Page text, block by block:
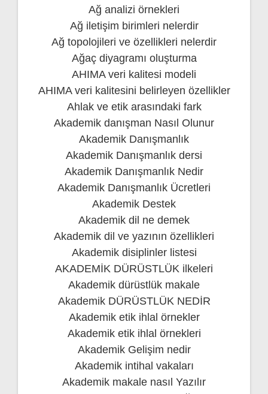
Ağ analizi örnekleri
Ağ iletişim birimleri nelerdir
Ağ topolojileri ve özellikleri nelerdir
Ağaç diyagramı oluşturma
AHIMA veri kalitesi modeli
AHIMA veri kalitesini belirleyen özellikler
Ahlak ve etik arasındaki fark
Akademik danışman Nasıl Olunur
Akademik Danışmanlık
Akademik Danışmanlık dersi
Akademik Danışmanlık Nedir
Akademik Danışmanlık Ücretleri
Akademik Destek
Akademik dil ne demek
Akademik dil ve yazının özellikleri
Akademik disiplinler listesi
AKADEMİK DÜRÜSTLÜK ilkeleri
Akademik dürüstlük makale
Akademik DÜRÜSTLÜK NEDİR
Akademik etik ihlal örnekler
Akademik etik ihlal örnekleri
Akademik Gelişim nedir
Akademik intihal vakaları
Akademik makale nasıl Yazılır